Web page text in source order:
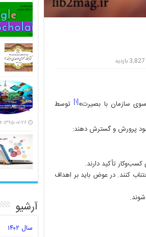
3,827 بازدید
سازمان با بصیرت»[۱]
توسط
خود پرورش و گسترش دهند:
تأکید دارند.
کنند. در عوض باید بر اهداف
۱۳۹۵-۰۷-۲۶
آرشیو
سال ۱۴۰۲